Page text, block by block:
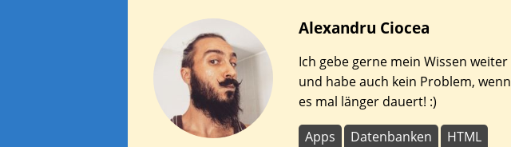
Alexandru Ciocea
Ich gebe gerne mein Wissen weiter
und habe auch kein Problem, wenn
es mal länger dauert! :)
Apps Datenbanken
HTML